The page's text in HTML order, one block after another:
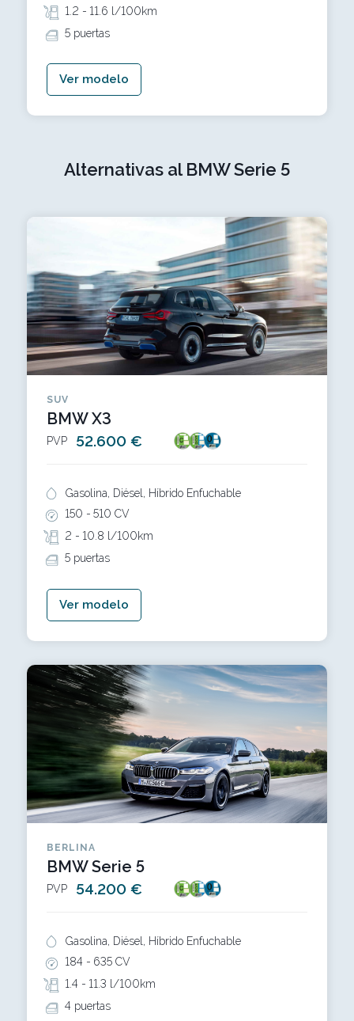
1.2 - 11.6 l/100km
5 puertas
Ver modelo
Alternativas al BMW Serie 5
SUV
BMW X3
PVP 52.600 €
Gasolina, Diésel, Híbrido Enfuchable
150 - 510 CV
2 - 10.8 l/100km
5 puertas
Ver modelo
BERLINA
BMW Serie 5
PVP 54.200 €
Gasolina, Diésel, Híbrido Enfuchable
184 - 635 CV
1.4 - 11.3 l/100km
4 puertas